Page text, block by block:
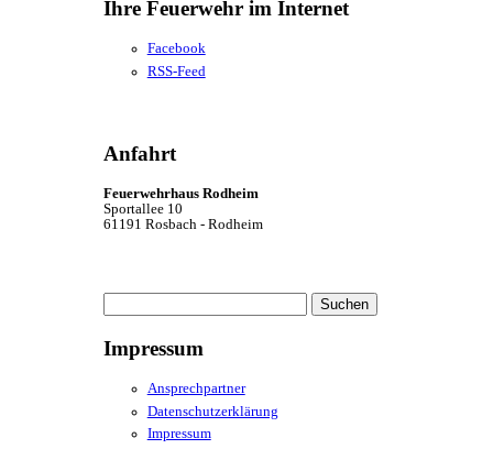
Ihre Feuerwehr im Internet
Facebook
RSS-Feed
Anfahrt
Feuerwehrhaus Rodheim
Sportallee 10
61191 Rosbach - Rodheim
nach:
Impressum
Ansprechpartner
Datenschutzerklärung
Impressum